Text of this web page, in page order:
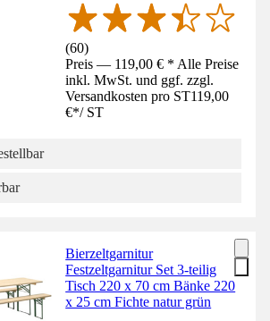
(60)
Preis — 119,00 € * Alle Preise
inkl. MwSt. und ggf. zzgl.
Versandkosten pro ST119,00
€*/ ST
Bierzeltgarnitur
Festzeltgarnitur Set 3-teilig
Tisch 220 x 70 cm Bänke 220
x 25 cm Fichte natur grün